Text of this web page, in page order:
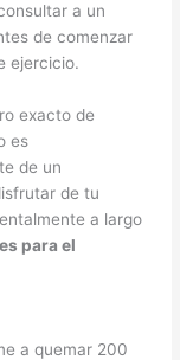
a un
de comenzar
ejercicio.
exacto de
es
de un
de tu
a largo
para el
a quemar 200